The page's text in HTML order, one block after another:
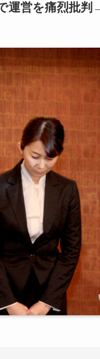
運営を痛烈批判